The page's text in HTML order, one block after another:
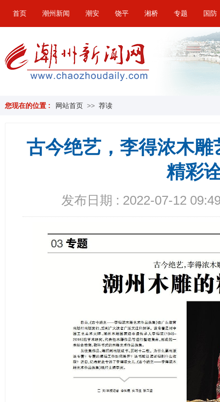
首页 潮州新闻 潮安 饶平 湘桥 专题 国防
您现在的位置 : 网站首页 >> 荐读
古今绝艺，李得浓木
精彩
发布日期 : 2022-07-12